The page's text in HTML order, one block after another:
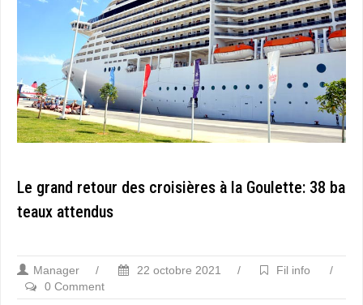
Le grand retour des croisières à la Goulette: 38 ba
teaux attendus
Manager / 22 octobre 2021 / Fil info
/
0 Comment